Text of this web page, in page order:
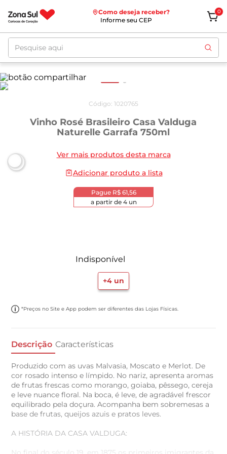
Como deseja receber?
Informe seu CEP
0
Pesquise aqui
Código: 1020765
Vinho Rosé Brasileiro Casa Valduga
Naturelle Garrafa 750ml
Ver mais produtos desta marca
Adicionar produto a lista
Pague R$ 61,56
a partir de 4un
Indisponível
+4 un
*Preços no Site e App podem ser diferentes das Lojas Físicas.
Descrição Características
Produzido com as uvas Malvasia, Moscato e Merlot. De
cor rosado intenso e límpido. No nariz, apresenta aromas
de frutas frescas como morango, goiaba, pêssego, cereja
e leve nuance floral. Na boca, é leve, de agradável frescor
equilibrado pela doçura. Acompanha bem sobremesas a
base de frutas, queijos azuis e pratos leves.
A HISTÓRIA DA CASA VALDUGA: